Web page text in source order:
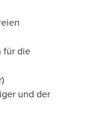
für die
und der